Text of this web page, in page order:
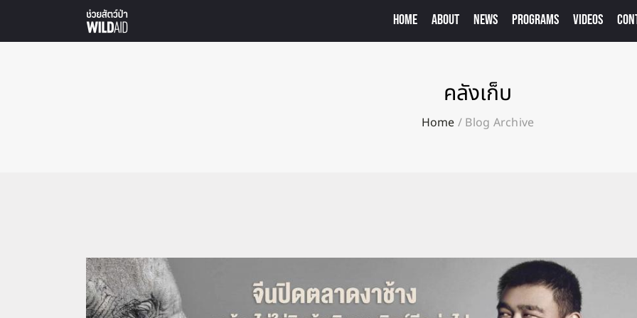
HOME ABOUT NEWS PROGRAMS VIDEOS
คลังเก็บ
Home / Blog Archive